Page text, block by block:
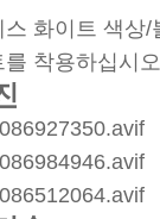
스 화이트 색상
착용하십시